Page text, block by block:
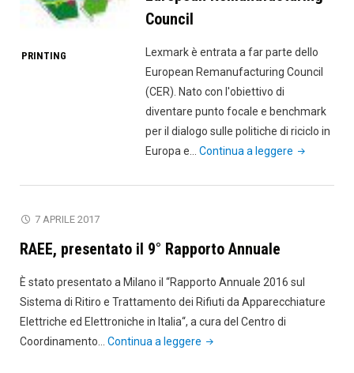
PRINTING
Council
Lexmark è entrata a far parte dello
European Remanufacturing Council
(CER). Nato con l'obiettivo di
diventare punto focale e benchmark
per il dialogo sulle politiche di riciclo in
Europa e…Continua a leggere "Lexmark
nello
7 APRILE 2017
RAEE, presentato il 9° Rapporto Annuale
È stato presentato a Milano il “Rapporto Annuale 2016 sul
Sistema di Ritiro e Trattamento dei Rifiuti da Apparecchiature
Elettriche ed Elettroniche in Italia“, a cura del Centro di
Coordinamento… Continua a leggere "RAEE,